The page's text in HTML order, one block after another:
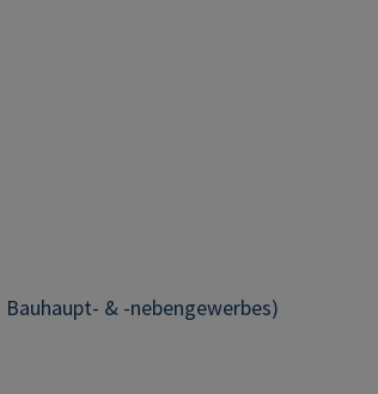
& -nebengewerbes)